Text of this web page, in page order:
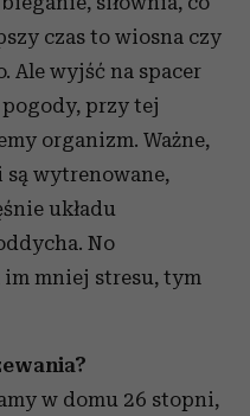
czas to wiosna czy
Ale wyjść na spacer
pogody, przy tej
organizm. Ważne,
wytrenowane,
układu
No
mniej stresu, tym
w domu 26 stopni,